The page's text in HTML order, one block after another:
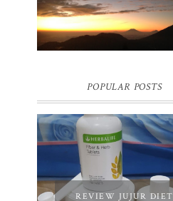
POPULAR POSTS
REVIEW JUJUR DIET